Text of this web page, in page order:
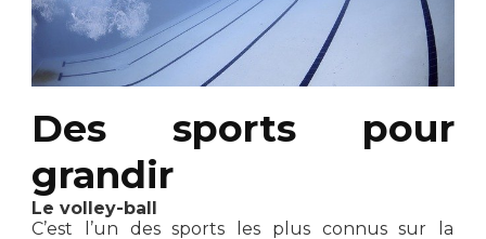
Des sports pour
grandir
Le volley-ball
C’est l’un des sports les plus connus sur la